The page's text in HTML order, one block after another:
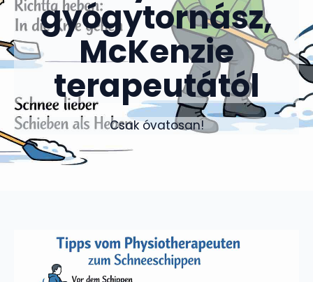
gyógytornász,
McKenzie
terapeutától
Csak óvatosan!